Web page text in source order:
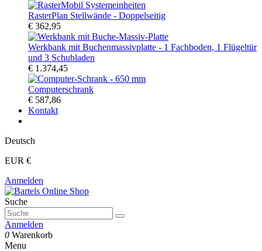
RasterPlan Stellwände - Doppelseitig
€ 362,95
Werkbank mit Buchenmassivplatte - 1 Fachboden, 1 Flügeltür
und 3 Schubladen
€ 1.374,45
Computerschrank
€ 587,86
Kontakt
Deutsch
EUR €
Anmelden
Suche
Anmelden
0 Warenkorb
Menu